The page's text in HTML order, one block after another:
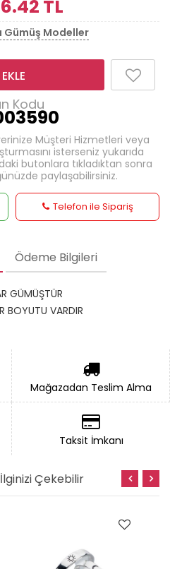
TL
Gümüş Modeller
Kodu
Müşteri Hizmetleri veya
isterseniz yukarıda
butonlara tıkladıktan sonra
paylaşabilirsiniz.
Telefon ile Sipariş
Ödeme Bilgileri
GÜMÜŞTÜR
BOYUTU VARDIR
Mağazadan Teslim Alma
Taksit İmkanı
Çekebilir